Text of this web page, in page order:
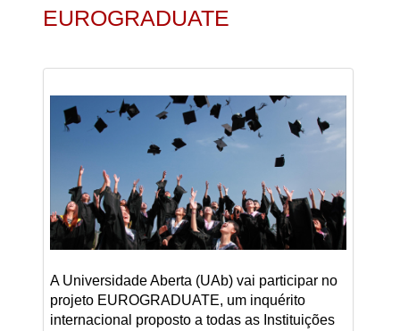
EUROGRADUATE
A Universidade Aberta (UAb) vai participar no
projeto EUROGRADUATE, um inquérito
internacional proposto a todas as Instituições